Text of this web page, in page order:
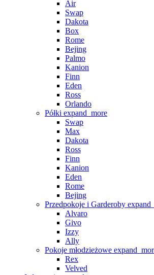
Air
Swap
Dakota
Box
Rome
Bejing
Palmo
Kanion
Finn
Eden
Ross
Orlando
Półki expand_more
Swap
Max
Dakota
Ross
Finn
Kanion
Eden
Rome
Bejing
Przedpokoje i Garderoby
Alvaro
Givo
Izzy
Ally
Pokoje młodzieżowe
Rex
Velved